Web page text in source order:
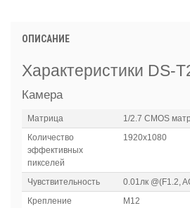
ОПИСАНИЕ
Характеристики DS-
Камера
Матрица
1/2.7 CMOS
Количество
эффективных
пикселей
1920х1080
Чувствительность
0.01лк @(F1.2,
Крепление
М12